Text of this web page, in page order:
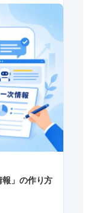
」の作り方